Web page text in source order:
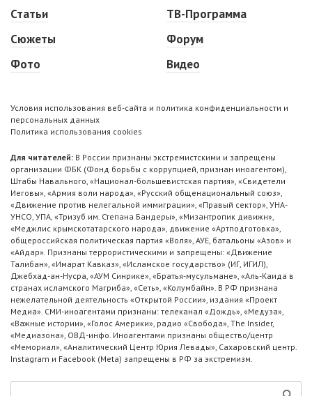
Статьи
Сюжеты
Фото
ТВ-Программа
Форум
Видео
Условия использования веб-сайта и политика конфиденциальности и
персональных данных
Политика использования cookies
Для читателей: В России признаны экстремистскими и запрещены
организации ФБК (Фонд борьбы с коррупцией, признан иноагентом),
Штабы Навального, «Национал-большевистская партия», «Свидетели
Иеговы», «Армия воли народа», «Русский общенациональный союз»,
«Движение против нелегальной иммиграции», «Правый сектор», УНА-
УНСО, УПА, «Тризуб им. Степана Бандеры», «Мизантропик дивижн»,
«Меджлис крымскотатарского народа», движение «Артподготовка»,
общероссийская политическая партия «Воля», АУЕ, батальоны «Азов» и
«Айдар». Признаны террористическими и запрещены: «Движение
Талибан», «Имарат Кавказ», «Исламское государство» (ИГ, ИГИЛ),
Джебхад-ан-Нусра, «АУМ Синрике», «Братья-мусульмане», «Аль-Каида в
странах исламского Магриба», «Сеть», «Колумбайн». В РФ признана
нежелательной деятельность «Открытой России», издания «Проект
Медиа». СМИ-иноагентами признаны: телеканал «Дождь», «Медуза»,
«Важные истории», «Голос Америки», радио «Свобода», The Insider,
«Медиазона», ОВД-инфо. Иноагентами признаны общество/центр
«Мемориал», «Аналитический Центр Юрия Левады», Сахаровский центр.
Instagram и Facebook (Metа) запрещены в РФ за экстремизм.